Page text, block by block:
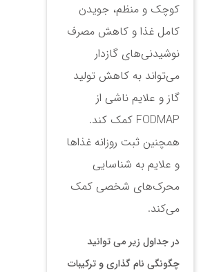
کوچک و منظم، جویدن
کامل غذا و کاهش مصرف
نوشیدنی‌های گازدار
می‌تواند به کاهش تولید
گاز و علایم ناشی از
FODMAP کمک کند.
همچنین ثبت روزانه غذاها
و علایم به شناسایی
محرک‌های شخصی کمک
می‌کند.
در جداول زیر می توانید
چگونگی نام گذاری و ترکیبات